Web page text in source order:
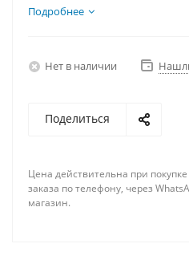
RX 7900XTX 24Гб, Память
Подробнее
Нет в наличии
Поделиться
Цена действительна при
заказа по телефону, через
магазин.